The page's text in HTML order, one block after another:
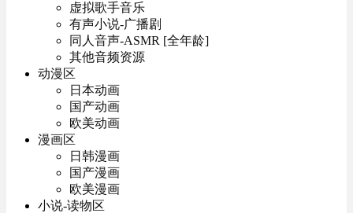
虚拟歌手音乐
有声小说-广播剧
同人音声-ASMR [全年龄]
其他音频资源
动漫区
日本动画
国产动画
欧美动画
漫画区
日韩漫画
国产漫画
欧美漫画
小说-读物区